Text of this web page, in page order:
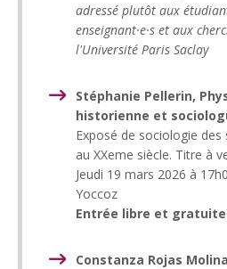
adressé plutôt aux
enseignant·e·s et aux
l'Université Paris Saclay
Stéphanie Pellerin,
historienne et
Exposé de sociologie des
au XXeme siècle. Titre à
Jeudi 19 mars 2026 à
Yoccoz
Entrée libre et
Constanza Rojas